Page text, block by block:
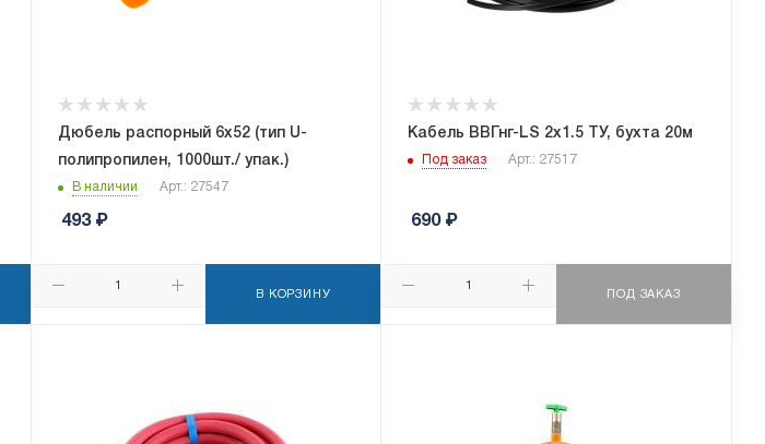
Дюбель распорный 6x52 (тип U-
полипропилен, 1000шт./ упак.)
В наличии Арт.: 27547
493₽
В КОРЗИНУ
Кабель ВВГнг-LS 2х1.5 ТУ, бухта 20м
Под заказ Арт.: 27517
690₽
ПОД ЗАКАЗ